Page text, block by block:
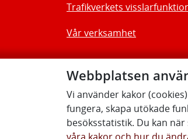
Webbplatsen
Vi använder kakor
fungera, skapa utökade
besöksstatistik. Du kan
Trafikverkets
Vår verksamhet